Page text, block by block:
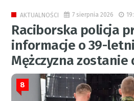
AKTUALNOŚCI 7 sierpnia 2026
Raciborska policja
informacje o 39-
Mężczyzna
8